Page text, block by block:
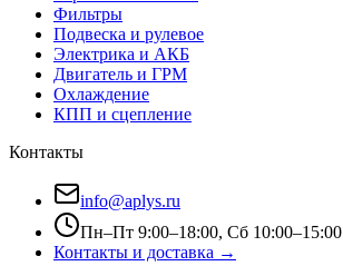
Фильтры
Подвеска и рулевое
Электрика и АКБ
Двигатель и ГРМ
Охлаждение
КПП и сцепление
Контакты
info@aplys.ru
Пн–Пт 9:00–18:00, Сб 10:00–15:00
Контакты и доставка →